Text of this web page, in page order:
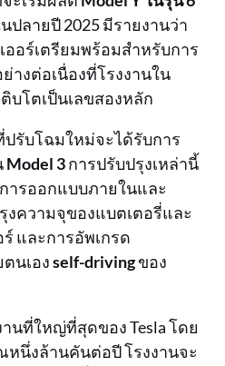
ปลายปี 2025 มีรายงานว่า
อร์เตรียมพร้อมสำหรับการ
างต่อเนื่องที่โรงงานใน
ติบโตเป็นเลขสองหลัก
ปรับโฉมใหม่จะได้รับการ
Model 3การปรับปรุงเหล่านี้
ารออกแบบภายในและ
งความจุของแบตเตอรี่และ
และการอัพเกรด
ตนเองself-drivingของ
านที่ใหญ่ที่สุดของ Tesla โดย
นึ่งล้านคันต่อปี โรงงานจะ